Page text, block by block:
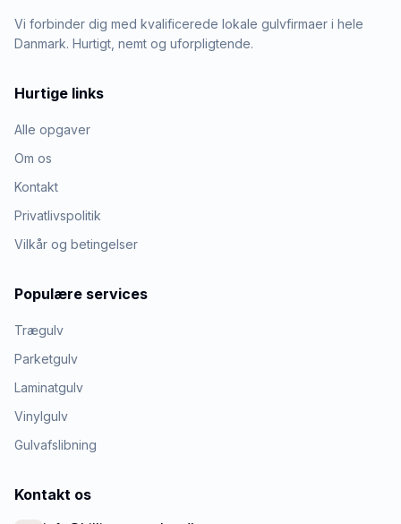
Vi forbinder dig med kvalificerede lokale gulvfirmaer i hele
Danmark. Hurtigt, nemt og uforpligtende.
Hurtige links
Alle opgaver
Om os
Kontakt
Privatlivspolitik
Vilkår og betingelser
Populære services
Trægulv
Parketgulv
Laminatgulv
Vinylgulv
Gulvafslibning
Kontakt os